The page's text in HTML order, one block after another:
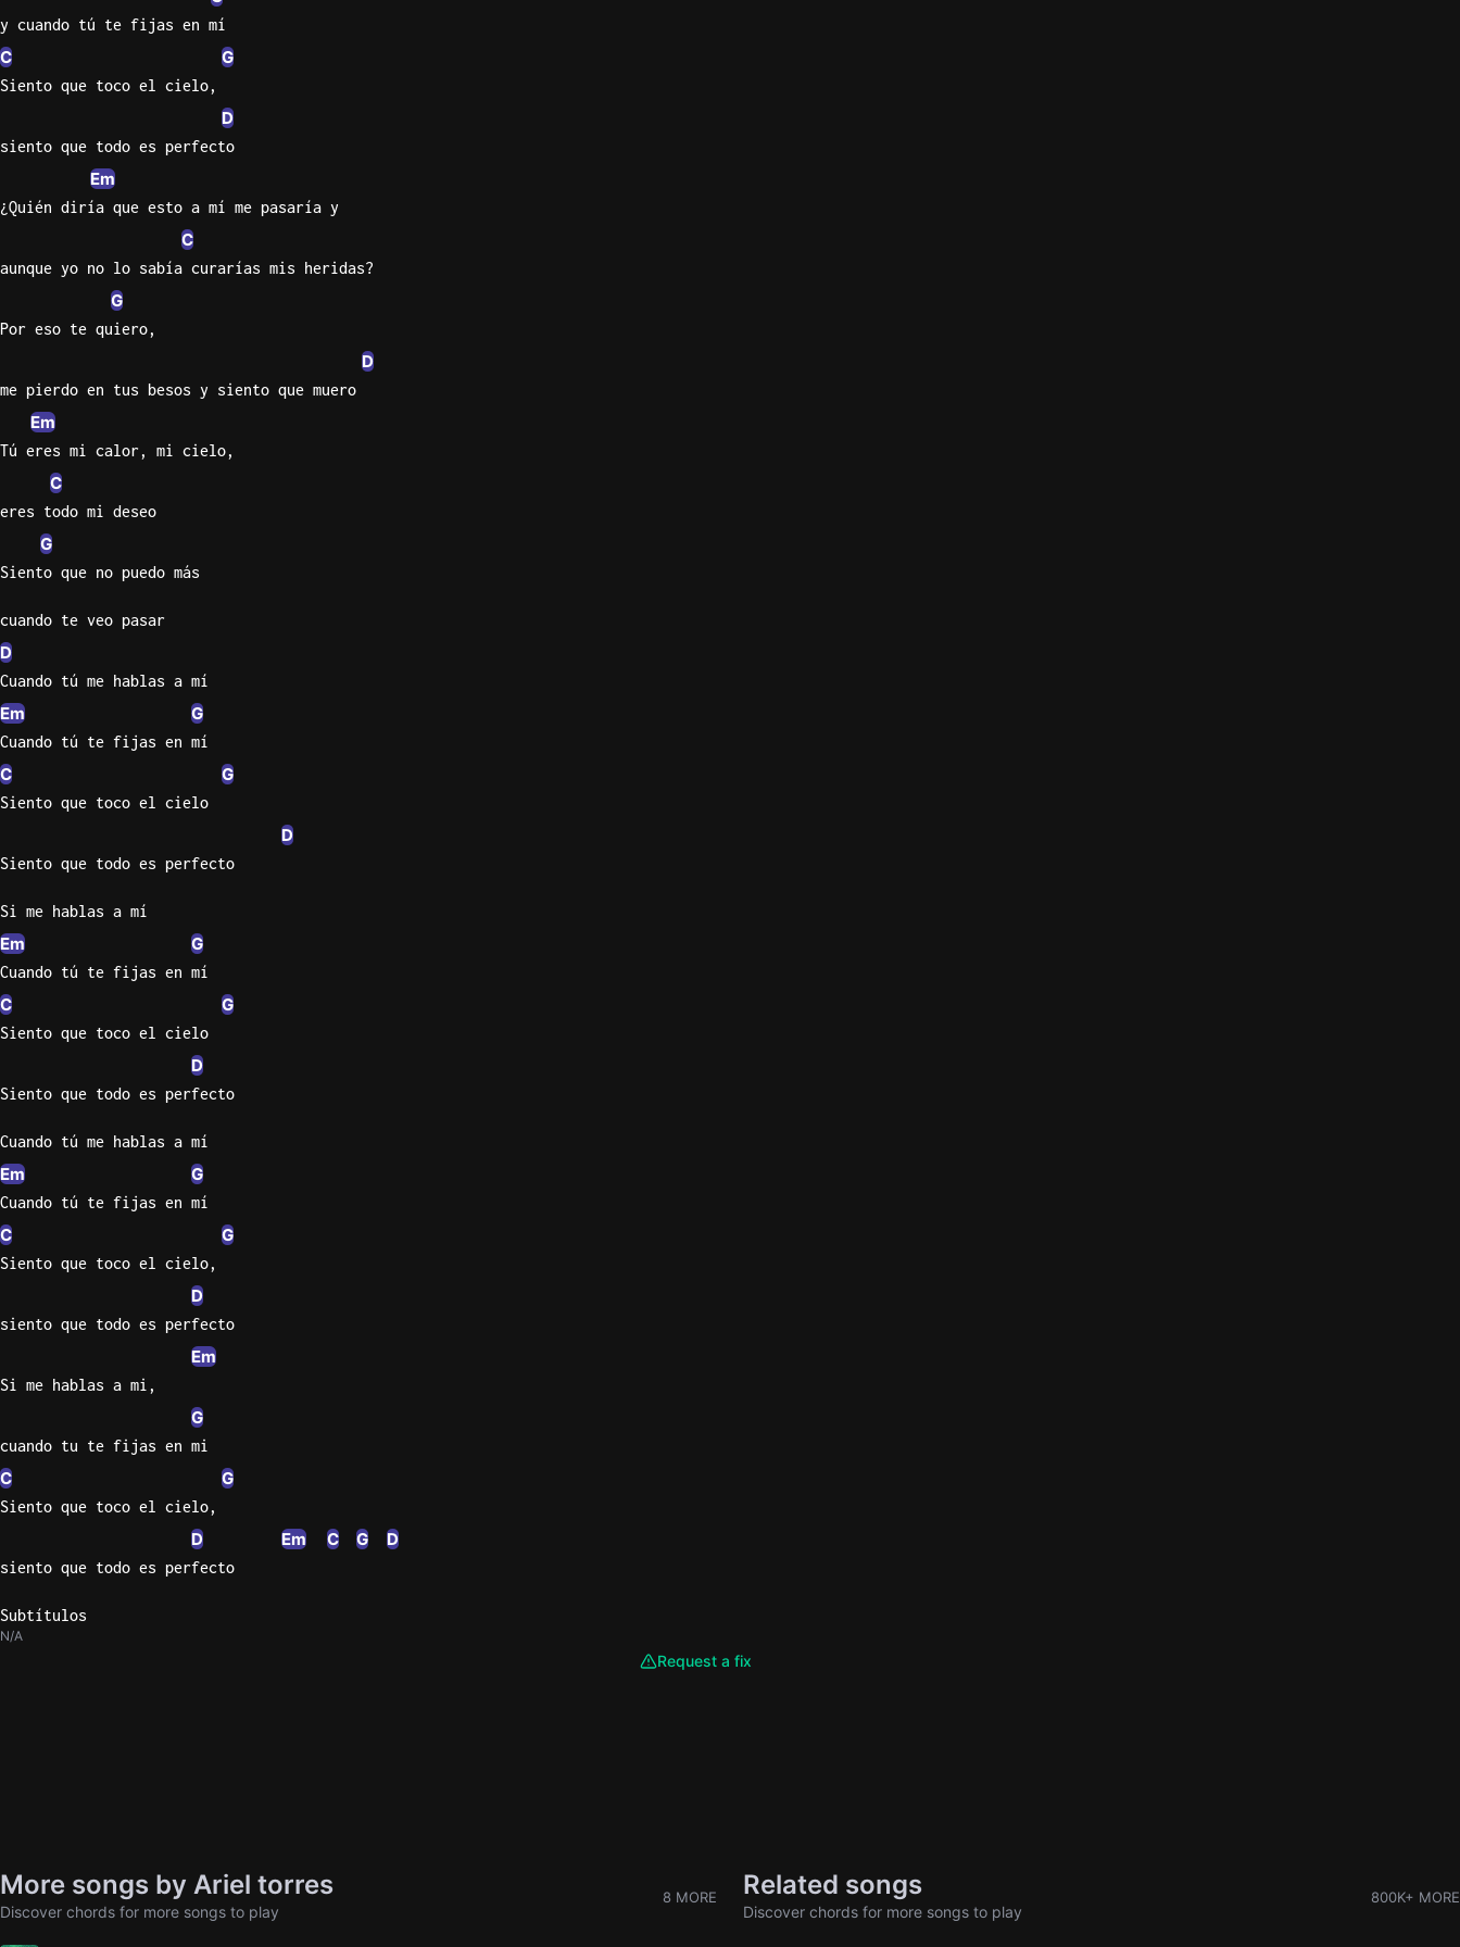
y cuando tú te fijas en mí
C G
Siento que toco el cielo,
D
siento que todo es perfecto
Em
¿Quién diría que esto a mí me pasaría y
C
aunque yo no lo sabía curarías mis heridas?
G
Por eso te quiero,
D
me pierdo en tus besos y siento que muero
Em
Tú eres mi calor, mi cielo,
C
eres todo mi deseo
G
Siento que no puedo más
cuando te veo pasar
D
Cuando tú me hablas a mí
Em G
Cuando tú te fijas en mí
C G
Siento que toco el cielo
D
Siento que todo es perfecto
Si me hablas a mí
Em G
Cuando tú te fijas en mí
C G
Siento que toco el cielo
D
Siento que todo es perfecto
Cuando tú me hablas a mí
Em G
Cuando tú te fijas en mí
C G
Siento que toco el cielo,
D
siento que todo es perfecto
Em
Si me hablas a mi,
G
cuando tu te fijas en mi
C G
Siento que toco el cielo,
D Em C G D
siento que todo es perfecto
Subtítulos
N/A
Request a fix
More songs by Ariel torres
Discover chords for more songs to play
8 MORE Related songs
Discover chords for more songs to play
800K+ MORE